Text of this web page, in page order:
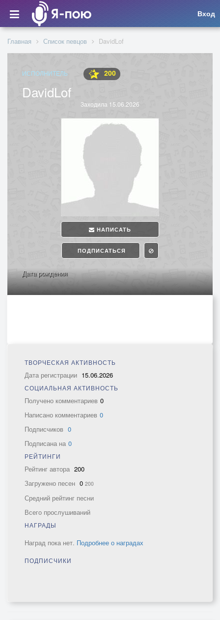
Вход
Главная Список певцов DavidLof
ИСПОЛНИТЕЛЬ 200
DavidLof
Заходила 15.06.2026
НАПИСАТЬ
ПОДПИСАТЬСЯ
Дата рождения
ТВОРЧЕСКАЯ АКТИВНОСТЬ
Дата регистрации 15.06.2026
СОЦИАЛЬНАЯ АКТИВНОСТЬ
Получено комментариев 0
Написано комментариев 0
Подписчиков 0
Подписана на 0
РЕЙТИНГИ
Рейтинг автора 200
Загружено песен 0 200
Средний рейтинг песни
Всего прослушиваний
НАГРАДЫ
Наград пока нет. Подробнее о наградах
ПОДПИСЧИКИ